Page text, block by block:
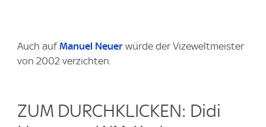
Auch aufManuel Neuer würde der Vizeweltmeister
von 2002 verzichten.
ZUM DURCHKLICKEN: Didi